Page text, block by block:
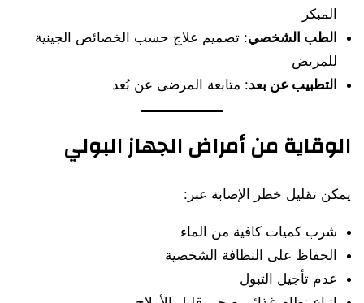
المبكر
الطب الشخصي: تصميم علاج حسب الخصائص الجينية
للمريض
التطبيب عن بعد: متابعة المرضى عن بُعد
الوقاية من أمراض الجهاز البولي
يمكن تقليل خطر الإصابة عبر:
شرب كميات كافية من الماء
الحفاظ على النظافة الشخصية
عدم تأجيل التبول